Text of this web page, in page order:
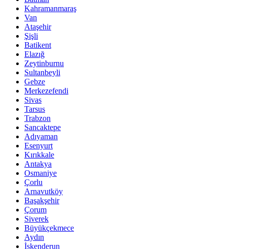
Kahramanmaraş
Van
Ataşehir
Şişli
Batikent
Elazığ
Zeytinburnu
Sultanbeyli
Gebze
Merkezefendi
Sivas
Tarsus
Trabzon
Sancaktepe
Adıyaman
Esenyurt
Kırıkkale
Antakya
Osmaniye
Çorlu
Arnavutköy
Başakşehir
Çorum
Siverek
Büyükçekmece
Aydın
İskenderun